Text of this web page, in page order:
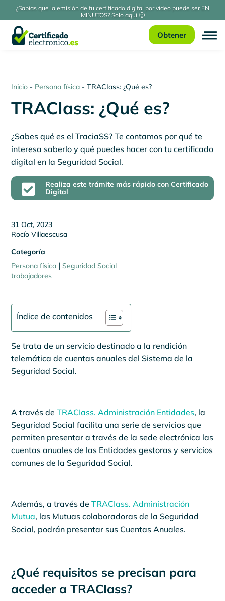
¿Sabías que la emisión de tu certificado digital por vídeo puede ser EN
MINUTOS? Solo aquí 🙂
Obtener
Inicio - Persona física -TRACIass: ¿Qué es?
TRACIass: ¿Qué es?
¿Sabes qué es el TraciaSS? Te contamos por qué te
interesa saberlo y qué puedes hacer con tu certificado
digital en la Seguridad Social.

Realiza este trámite más rápido con Certificado
Digital
31 Oct, 2023
Rocío Villaescusa
Categoría
Persona física |Seguridad Social
trabajadores
Índice de contenidos
Se trata de un servicio destinado a la rendición
telemática de cuentas anuales del Sistema de la
Seguridad Social.
A través deTRACIass. Administración Entidades, la
Seguridad Social facilita una serie de servicios que
permiten presentar a través de la sede electrónica las
cuentas anuales de las Entidades gestoras y servicios
comunes de la Seguridad Social.
Además, a través de TRACIass. Administración
Mutua, las Mutuas colaboradoras de la Seguridad
Social, podrán presentar sus Cuentas Anuales.
¿Qué requisitos se precisan para
acceder a TRACIass?